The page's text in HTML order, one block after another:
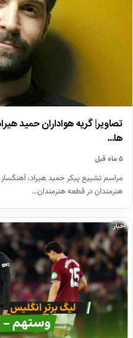
تصاویر| گریه هواداران حمید
ها…
۵ ماه قبل
مراسم تشییع پیکر حمید هیراد،
هنرمندان در قطعه هنرمندان…
اخبار